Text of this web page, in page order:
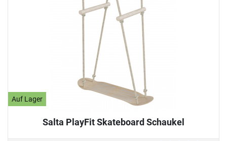
Auf Lager
Salta PlayFit Skateboard Schaukel